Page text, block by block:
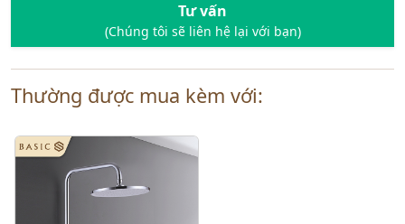
Tư vấn
(Chúng tôi sẽ liên hệ lại với bạn)
Thường được mua kèm với: